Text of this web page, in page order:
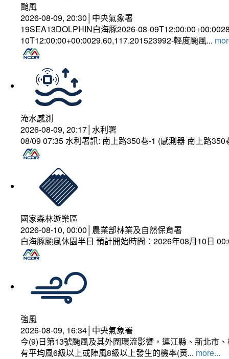
颱風
2026-08-09, 20:30│中央氣象署
19SEA13DOLPHIN白海豚2026-08-
10T12:00:00+00:0029.60,117.201523992-輕度颱風...
淹水感測
2026-08-09, 20:17│水利署
08/09 07:35 水利署訊: 南上路350巷-1 (感測器 南上路
國家森林遊樂區
2026-08-10, 00:00│農業部林業及自然保育署
白海豚颱風休園半日 預計開始時間：2026年08月10日
強風
2026-08-09, 16:34│中央氣象署
今(9)日第13號颱風及其外圍環流影響，連江縣、新北市
有平均風6級以上或陣風8級以上發生的機率(黃... more...